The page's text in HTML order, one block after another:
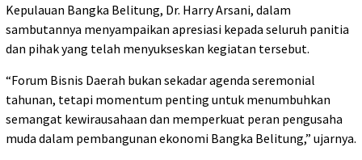
Kepulauan Bangka Belitung, Dr. Harry Arsani, dalam
sambutannya menyampaikan apresiasi kepada seluruh panitia
dan pihak yang telah menyukseskan kegiatan tersebut.
“Forum Bisnis Daerah bukan sekadar agenda seremonial
tahunan, tetapi momentum penting untuk menumbuhkan
semangat kewirausahaan dan memperkuat peran pengusaha
muda dalam pembangunan ekonomi Bangka Belitung,” ujarnya.